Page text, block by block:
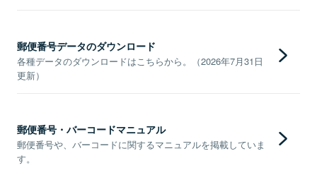
郵便番号データのダウンロード
各種データのダウンロードはこちらから。（2026年7月31日
更新）
郵便番号・バーコードマニュアル
郵便番号や、バーコードに関するマニュアルを掲載していま
す。